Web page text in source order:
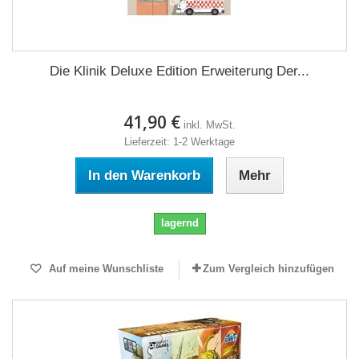
Die Klinik Deluxe Edition Erweiterung Der...
41,90 € inkl. MwSt.
Lieferzeit: 1-2 Werktage
In den Warenkorb Mehr
lagernd
Auf meine Wunschliste Zum Vergleich hinzufügen